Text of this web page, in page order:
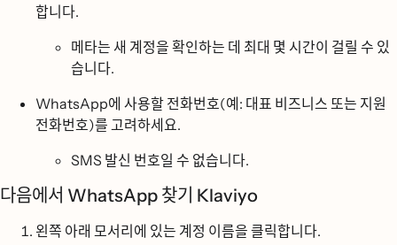
합니다.
메타는 새 계정을 확인하는 데 최대 몇 시간이 걸릴 수 있
습니다.
WhatsApp에 사용할 전화번호(예: 대표 비즈니스 또는 지원
전화번호)를 고려하세요.
SMS 발신 번호일 수 없습니다.
다음에서 WhatsApp 찾기 Klaviyo
왼쪽 아래 모서리에 있는 계정 이름을 클릭합니다.